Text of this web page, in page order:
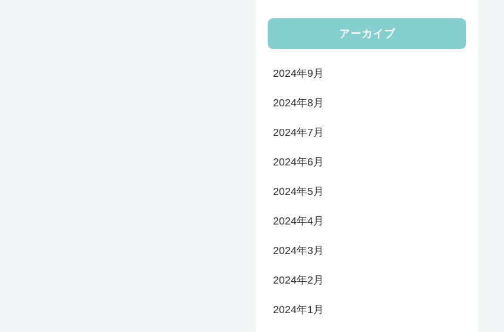
アーカイブ
2024年9月
2024年8月
2024年7月
2024年6月
2024年5月
2024年4月
2024年3月
2024年2月
2024年1月